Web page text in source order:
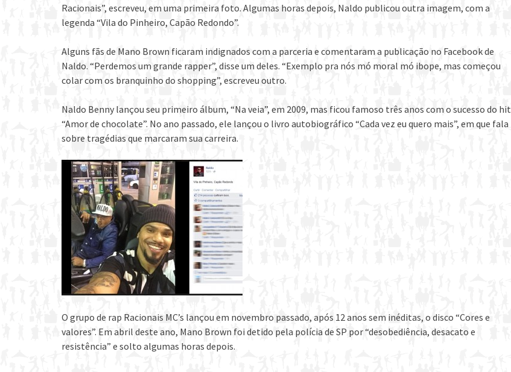
Racionais”, escreveu, em uma primeira foto. Algumas horas depois, Naldo publicou outra imagem, com a
legenda “Vila do Pinheiro, Capão Redondo”.
Alguns fãs de Mano Brown ficaram indignados com a parceria e comentaram a publicação no Facebook de
Naldo. “Perdemos um grande rapper”, disse um deles. “Exemplo pra nós mó moral mó ibope, mas começou
colar com os branquinho do shopping”, escreveu outro.
Naldo Benny lançou seu primeiro álbum, “Na veia”, em 2009, mas ficou famoso três anos com o sucesso do hit
“Amor de chocolate”. No ano passado, ele lançou o livro autobiográfico “Cada vez eu quero mais”, em que fala
sobre tragédias que marcaram sua carreira.
O grupo de rap Racionais MC’s lançou em novembro passado, após 12 anos sem inéditas, o disco “Cores e
valores”. Em abril deste ano, Mano Brown foi detido pela polícia de SP por “desobediência, desacato e
resistência” e solto algumas horas depois.